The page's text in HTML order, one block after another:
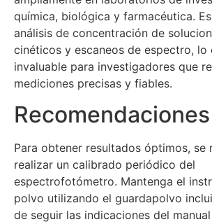
química, biológica y farmacéutica.
análisis de concentración de
cinéticos y escaneos de espectro, lo
invaluable para investigadores que
mediciones precisas y fiables.
Recomendaciones
Para obtener resultados óptimos, se
realizar un calibrado periódico del
espectrofotómetro. Mantenga el
polvo utilizando el guardapolvo
de seguir las indicaciones del